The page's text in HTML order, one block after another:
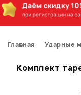
Главная Ударные
Комплект